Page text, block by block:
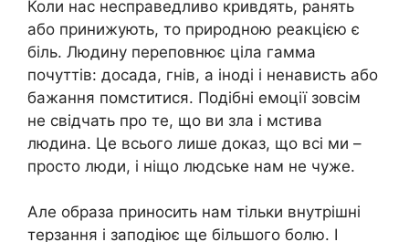
Коли нас несправедливо кривдять, ранять
або принижують, то природною реакцією є
біль. Людину переповнює ціла гамма
почуттів: досада, гнів, а іноді і ненависть або
бажання помститися. Подібні емоції зовсім
не свідчать про те, що ви зла і мстива
людина. Це всього лише доказ, що всі ми –
просто люди, і ніщо людське нам не чуже.
Але образа приносить нам тільки внутрішні
терзання і заподіює ще більшого болю. І